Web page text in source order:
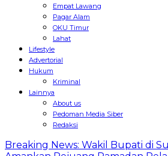
Empat Lawang
Pagar Alam
OKU Timur
Lahat
Lifestyle
Advertorial
Hukum
Kriminal
Lainnya
About us
Pedoman Media Siber
Redaksi
Breaking News: Wakil Bupati di